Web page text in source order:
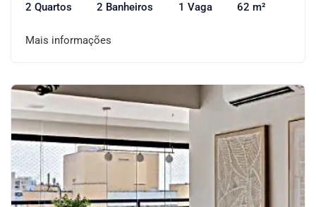
2 Quartos 2 Banheiros 1 Vaga 62 m²
Mais informações